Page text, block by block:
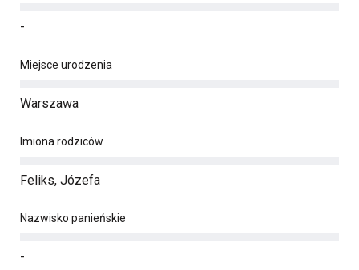
-
Miejsce urodzenia
Warszawa
Imiona rodziców
Feliks, Józefa
Nazwisko panieńskie
-